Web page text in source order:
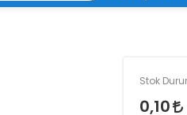
Stok
0,10